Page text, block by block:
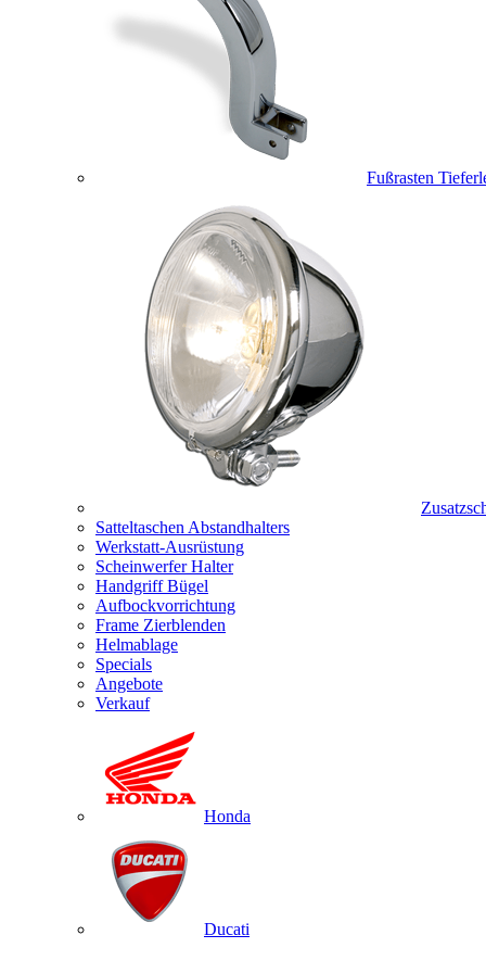
Fußrasten
Satteltaschen Abstandhalters
Werkstatt-Ausrüstung
Scheinwerfer Halter
Handgriff Bügel
Aufbockvorrichtung
Frame Zierblenden
Helmablage
Specials
Angebote
Verkauf
Honda
Ducati